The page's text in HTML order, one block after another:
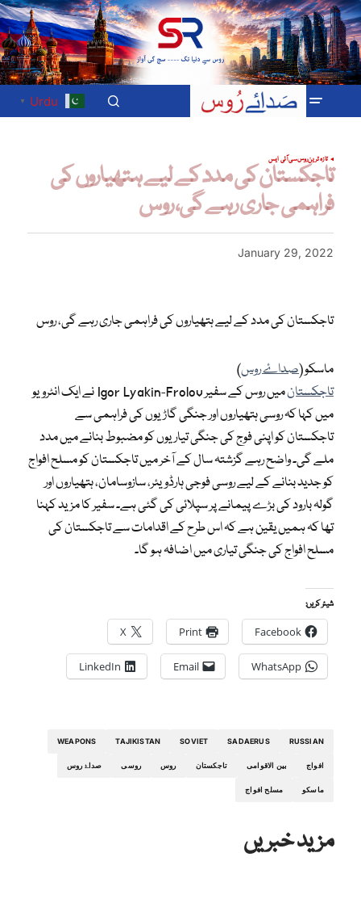
Urdu
▼
تازہ ترینروسسی آئی ایس
تاجکستان کی مدد کے لیے ہتھیاروں کی
فراہمی جاری رہے گی، روس
January 29, 2022
تاجکستان کی مدد کے لیے ہتھیاروں کی فراہمی جاری رہے گی، روس
ماسکو (صداۓ روس)
تاجکستان
میں روس کے سفیر Igor Lyakin-Frolov نے ایک انٹرویو
میں کہا کہ روسی ہتھیاروں اور جنگی گاڑیوں کی فراہمی سے
تاجکستان کو اپنی فوج کی جنگی تیاریوں کو مضبوط بنانے میں مدد
ملے گی۔ واضح رہے گزشتہ سال کے آخر میں تاجکستان کو مسلح افواج
کو جدید بنانے کے لیے روسی فوجی ہارڈویئر، سازوسامان، ہتھیاروں اور
گولہ بارود کی بڑے پیمانے پر سپلائی کی گئی ہے۔ سفیر کا مزید کہنا
تھا کہ ہمیں یقین ہے کہ اس طرح کے اقدامات سے تاجکستان کی
مسلح افواج کی جنگی تیاری میں اضافہ ہو گا۔
شیئر کریں:
Facebook
Print
X
WhatsApp
Email
LinkedIn
RUSSIAN
SADAERUS
SOVIET
TAJIKISTAN
WEAPONS
افواج بین الاقوامی تاجکستان روس روسی صداۓ روس
ماسکو مسلح افواج
مزید خبریں